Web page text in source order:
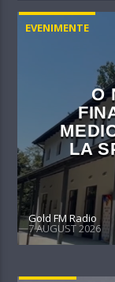
EVENIMENTE
O
LA
Gold FM Radio
7 AUGUST 2026